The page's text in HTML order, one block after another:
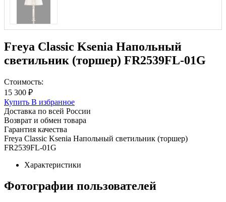
Freya Classic Ksenia Напольный
светильник (торшер) FR2539FL-01G
Стоимость:
15 300 ₽
Купить В избранное
Доставка по всей России
Возврат и обмен товара
Гарантия качества
Freya Classic Ksenia Напольный светильник (торшер)
FR2539FL-01G
Характеристики
Фотографии пользователей